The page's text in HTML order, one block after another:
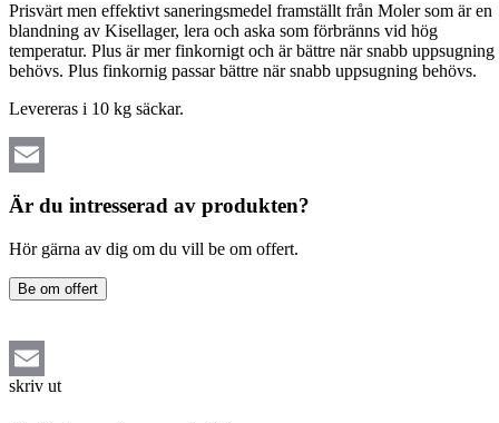
Prisvärt men effektivt saneringsmedel framställt från Moler som är en
blandning av Kisellager, lera och aska som förbränns vid hög
temperatur. Plus är mer finkornigt och är bättre när snabb uppsugning
behövs. Plus finkornig passar bättre när snabb uppsugning behövs.
Levereras i 10 kg säckar.
Email
Är du intresserad av produkten?
Hör gärna av dig om du vill be om offert.
Be om offert
Email
skriv ut